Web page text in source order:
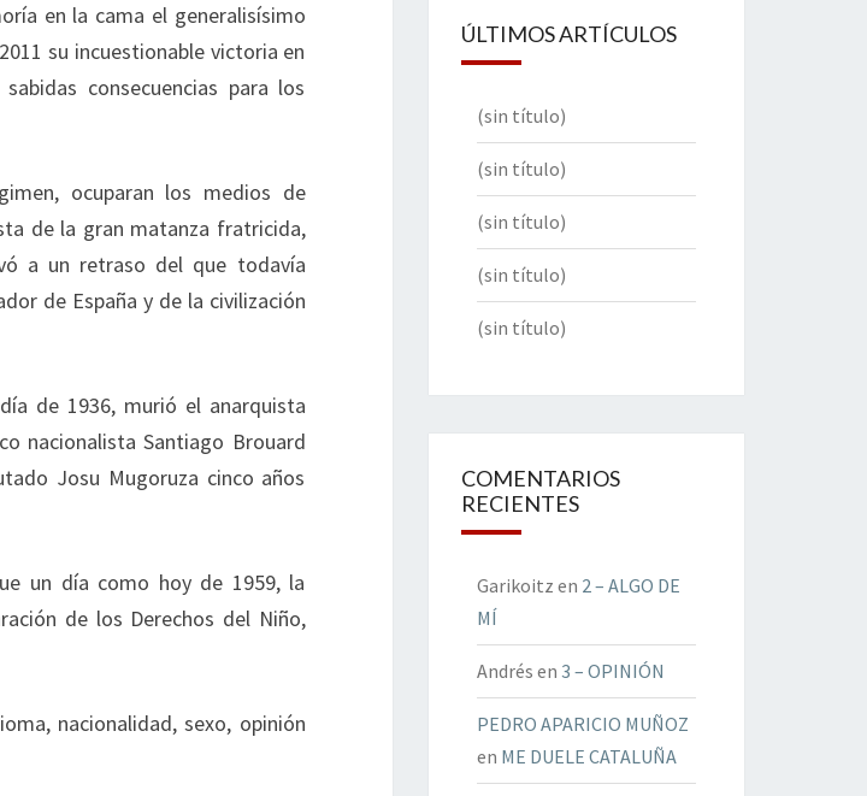
en la cama el generalisísimo
su incuestionable victoria en
consecuencias para los
ocuparan los medios de
de la gran matanza fratricida,
a un retraso del que todavía
de España y de la civilización
de 1936, murió el anarquista
nacionalista Santiago Brouard
Josu Mugoruza cinco años
un día como hoy de 1959, la
de los Derechos del Niño,
nacionalidad, sexo, opinión
ÚLTIMOS ARTÍCULOS
(sin título)
(sin título)
(sin título)
(sin título)
(sin título)
COMENTARIOS
RECIENTES
Garikoitz en 2 – ALGO DE
MÍ
Andrés en 3 – OPINIÓN
PEDRO APARICIO MUÑOZ
en ME DUELE CATALUÑA